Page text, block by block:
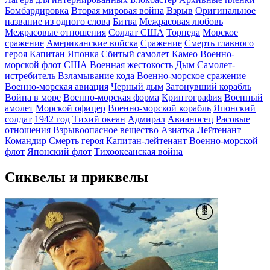
Бомбардировка Вторая мировая война Взрыв Оригинальное
название из одного слова Битва Межрасовая любовь
Межрасовые отношения Солдат США Торпеда Морское
сражение Американские войска Сражение Смерть главного
героя Капитан Японка Сбитый самолет Камео Военно-
морской флот США Военная жестокость Дым Самолет-
истребитель Взламывание кода Военно-морское сражение
Военно-морская авиация Черный дым Затонувший корабль
Война в море Военно-морская форма Криптография Военный
амолет Морской офицер Военно-морской корабль Японский
солдат 1942 год Тихий океан Адмирал Авианосец Расовые
отношения Взрывоопасное вещество Азиатка Лейтенант
Командир Смерть героя Капитан-лейтенант Военно-морской
флот Японский флот Тихоокеанская война
Сиквелы и приквелы